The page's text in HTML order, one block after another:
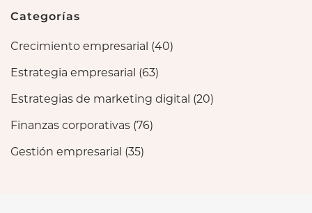
Categorías
Crecimiento empresarial (40)
Estrategia empresarial (63)
Estrategias de marketing digital (20)
Finanzas corporativas (76)
Gestión empresarial (35)